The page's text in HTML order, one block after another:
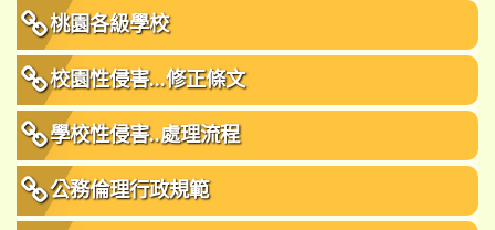
桃園各級學校
校園性侵害...修正條文
學校性侵害..處理流程
公務倫理行政規範